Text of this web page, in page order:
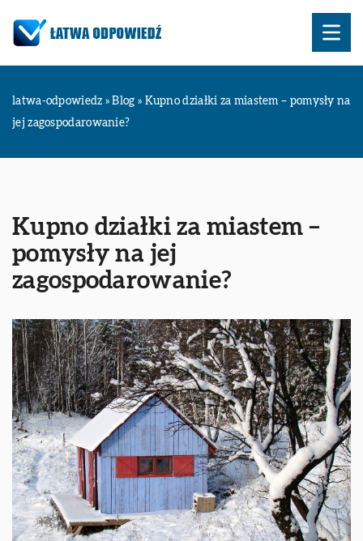
latwa-odpowiedz »Blog » Kupno działki za miastem – pomysły na
jej zagospodarowanie?
Kupno działki za miastem –
pomysły na jej
zagospodarowanie?